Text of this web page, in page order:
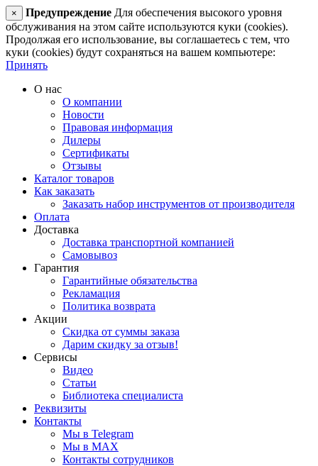
× Предупреждение Для обеспечения высокого уровня
обслуживания на этом сайте используются куки (cookies).
Продолжая его использование, вы соглашаетесь с тем, что
куки (cookies) будут сохраняться на вашем компьютере:
Принять
О нас
О компании
Новости
Правовая информация
Дилеры
Сертификаты
Отзывы
Каталог товаров
Как заказать
Заказать набор инструментов от производителя
Оплата
Доставка
Доставка транспортной компанией
Самовывоз
Гарантия
Гарантийные обязательства
Рекламация
Политика возврата
Акции
Скидка от суммы заказа
Дарим скидку за отзыв!
Сервисы
Видео
Статьи
Библиотека специалиста
Реквизиты
Контакты
Мы в Telegram
Мы в MAX
Контакты сотрудников